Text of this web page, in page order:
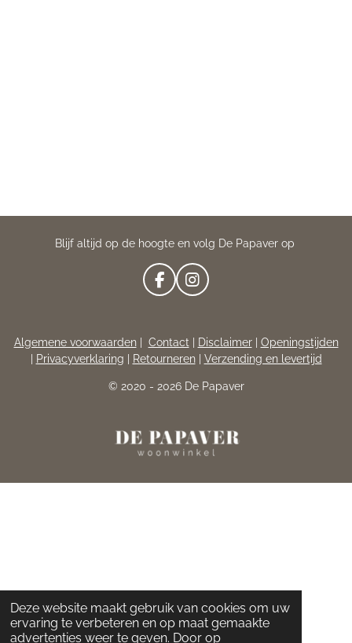
Deze website maakt gebruik van cookies om uw
ervaring te verbeteren en op maat gemaakte
advertenties weer te geven. Door op
Blijf altijd op de hoogte en volg De Papaver op
F
A
B
O
K
I
N
A
G
A
Algemene voorwaarden| Contact| Disclaimer| Openingstijden
Privacyverklaring Retourneren| Verzending en levertijd
© 2020 - 2026 De Papaver